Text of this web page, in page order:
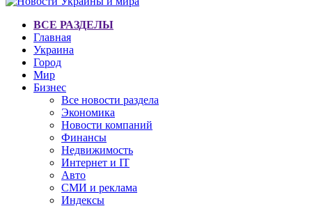
ВСЕ РАЗДЕЛЫ
Главная
Украина
Город
Мир
Бизнес
Все новости раздела
Экономика
Новости компаний
Финансы
Недвижимость
Интернет и IT
Авто
СМИ и реклама
Индексы